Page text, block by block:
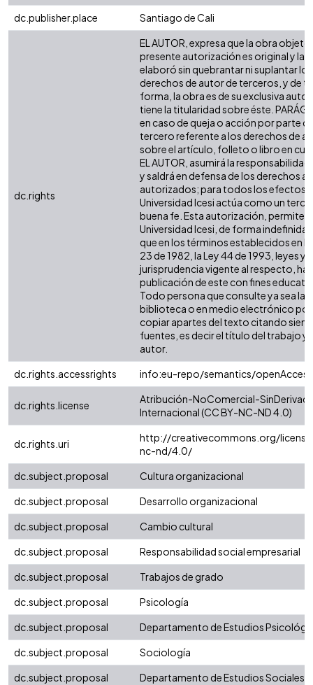
dc.publisher.place
Santiago de Cali
dc.rights
EL AUTOR, expresa que la obra objeto
presente autorización es original y la
elaboró sin quebrantar ni suplantar los
derechos de autor de terceros, y de
forma, la obra es de su exclusiva
tiene la titularidad sobre éste.
en caso de queja o acción por parte
tercero referente a los derechos de
sobre el artículo, folleto o libro en
EL AUTOR, asumirá la
y saldrá en defensa de los derechos
autorizados; para todos los efectos,
Universidad Icesi actúa como un
buena fe. Esta autorización, permite a
Universidad Icesi, de forma indefinida,
que en los términos establecidos en la
23 de 1982, la Ley 44 de 1993, leyes y
jurisprudencia vigente al respecto,
publicación de este con fines
Todo persona que consulte ya sea la
biblioteca o en medio electrónico
copiar apartes del texto citando
fuentes, es decir el título del trabajo y
autor.
dc.rights.accessrights
info:eu-repo/semantics/openAccess
dc.rights.license
Atribución-NoComercial-
Internacional (CC BY-NC-ND 4.0)
dc.rights.uri
http://creativecommons.org/
nc-nd/4.0/
dc.subject.proposal
Cultura organizacional
dc.subject.proposal
Desarrollo organizacional
dc.subject.proposal
Cambio cultural
dc.subject.proposal
Responsabilidad social empresarial
dc.subject.proposal
Trabajos de grado
dc.subject.proposal
Psicología
dc.subject.proposal
Departamento de Estudios
dc.subject.proposal
Sociología
dc.subject.proposal
Departamento de Estudios Sociales